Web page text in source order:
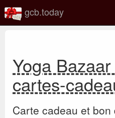
gcb.today
Yoga
cartes-
Carte cadeau et bon